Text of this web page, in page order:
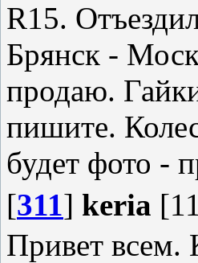
R15.
Брянск -
продаю.
пишите.
будет фото -
[311] keria
Привет всем.